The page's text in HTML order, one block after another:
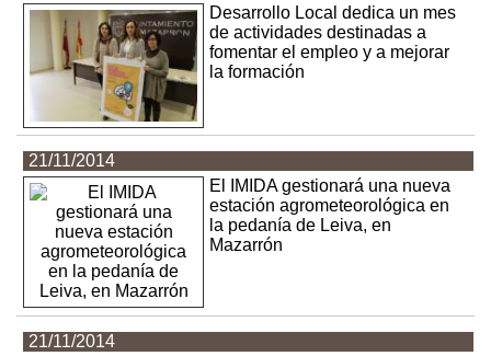
Desarrollo Local dedica un mes
de actividades destinadas a
fomentar el empleo y a mejorar
la formación
21/11/2014
El IMIDA gestionará una nueva
estación agrometeorológica en
la pedanía de Leiva, en
Mazarrón
21/11/2014